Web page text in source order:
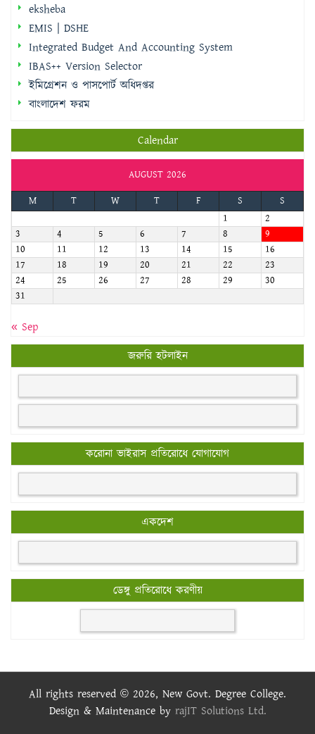
eksheba
EMIS | DSHE
Integrated Budget And Accounting System
IBAS++ Version Selector
ইমিগ্রেশন ও পাসপোর্ট অধিদপ্তর
বাংলাদেশ ফরম
Calendar
AUGUST 2026
M
T W T F S
S
1
2
3
4 5 6 7 8
9
10
11 12 13 14 15
16
17
18 19 20 21 22
23
24
25 26 27 28 29
30
31
« Sep
জরুরি হটলাইন
করোনা ভাইরাস প্রতিরোধে যোগাযোগ
একদেশ
ডেঙ্গু প্রতিরোধে করণীয়
All rights reserved © 2026, New Govt. Degree College.
Design & Maintenance by rajIT Solutions Ltd.